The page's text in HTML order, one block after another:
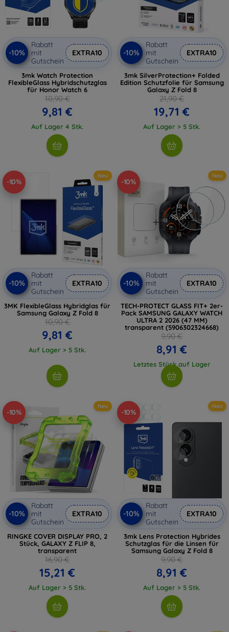
-10%
Rabatt
mit
Gutschein
EXTRA10
3mk Watch Protection
FlexibleGlass Hybridschutzglas
für Honor Watch 6
10,90 €
9,81 €
Auf Lager 4 Stk.
-10%
Rabatt
mit
Gutschein
EXTRA10
3mk SilverProtection+ Folded
Edition Schutzfolie für Samsung
Galaxy Z Fold 8
21,90 €
19,71 €
Auf Lager > 5 Stk.
-10%
Neu
-10%
Rabatt
mit
Gutschein
EXTRA10
3MK FlexibleGlass Hybridglas für
Samsung Galaxy Z Fold 8
10,90 €
9,81 €
Auf Lager > 5 Stk.
-10%
Neu
-10%
Rabatt
mit
Gutschein
EXTRA10
TECH-PROTECT GLASS FIT+ 2er-
Pack SAMSUNG GALAXY WATCH
ULTRA 2 2026 (47 MM)
transparent (5906302324668)
9,90 €
8,91 €
Letztes Stück auf Lager
-10%
Neu
-10%
Rabatt
mit
Gutschein
EXTRA10
RINGKE COVER DISPLAY PRO, 2
Stück, GALAXY Z FLIP 8,
transparent
16,90 €
15,21 €
Auf Lager > 5 Stk.
-10%
Neu
-10%
Rabatt
mit
Gutschein
EXTRA10
3mk Lens Protection Hybrides
Schutzglas für die Linsen für
Samsung Galaxy Z Fold 8
9,90 €
8,91 €
Auf Lager > 5 Stk.